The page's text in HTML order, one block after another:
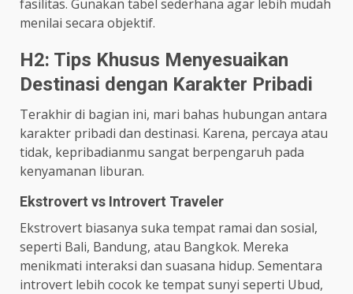
fasilitas. Gunakan tabel sederhana agar lebih mudah
menilai secara objektif.
H2: Tips Khusus Menyesuaikan
Destinasi dengan Karakter Pribadi
Terakhir di bagian ini, mari bahas hubungan antara
karakter pribadi dan destinasi. Karena, percaya atau
tidak, kepribadianmu sangat berpengaruh pada
kenyamanan liburan.
Ekstrovert vs Introvert Traveler
Ekstrovert biasanya suka tempat ramai dan sosial,
seperti Bali, Bandung, atau Bangkok. Mereka
menikmati interaksi dan suasana hidup. Sementara
introvert lebih cocok ke tempat sunyi seperti Ubud,